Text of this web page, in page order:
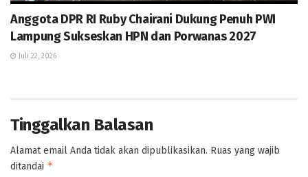
Anggota DPR RI Ruby Chairani Dukung Penuh PWI
Lampung Sukseskan HPN dan Porwanas 2027
Juli 22, 2026
Tinggalkan Balasan
Alamat email Anda tidak akan dipublikasikan. Ruas yang wajib
ditandai *